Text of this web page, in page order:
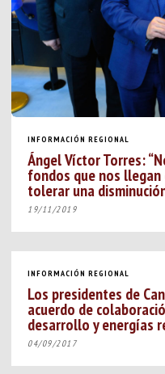
INFORMACIÓN REGIONAL
Ángel Víctor Torres:
fondos que nos llegan
tolerar una
19/11/2019
INFORMACIÓN REGIONAL
Los presidentes de
acuerdo de
desarrollo y energías
04/09/2017